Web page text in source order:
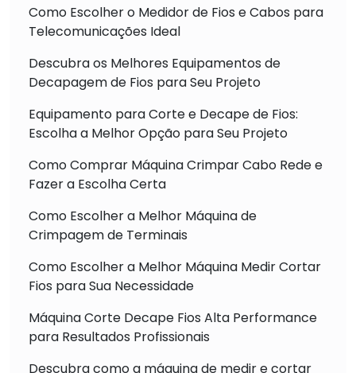
Como Escolher o Medidor de Fios e Cabos para
Telecomunicações Ideal
Descubra os Melhores Equipamentos de
Decapagem de Fios para Seu Projeto
Equipamento para Corte e Decape de Fios:
Escolha a Melhor Opção para Seu Projeto
Como Comprar Máquina Crimpar Cabo Rede e
Fazer a Escolha Certa
Como Escolher a Melhor Máquina de
Crimpagem de Terminais
Como Escolher a Melhor Máquina Medir Cortar
Fios para Sua Necessidade
Máquina Corte Decape Fios Alta Performance
para Resultados Profissionais
Descubra como a máquina de medir e cortar